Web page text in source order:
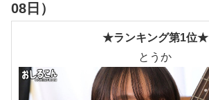
08日）
★ランキング第1位★
とうか